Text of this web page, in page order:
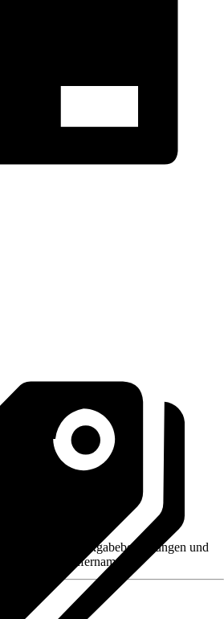
wie z. B. Rückgabebedingungen und
den Verkäufernamen.